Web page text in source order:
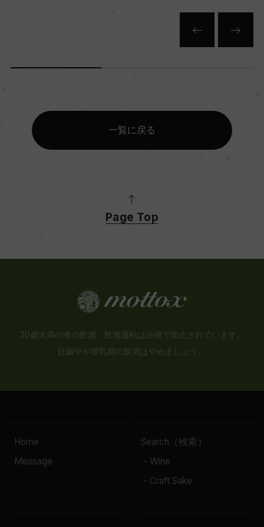
一覧に戻る
Page Top
20歳未満の者の飲酒、飲酒運転は法律で禁止されています。
妊娠中や授乳期の飲酒はやめましょう。
Home
Message
Search（検索）
- Wine
- Craft Sake